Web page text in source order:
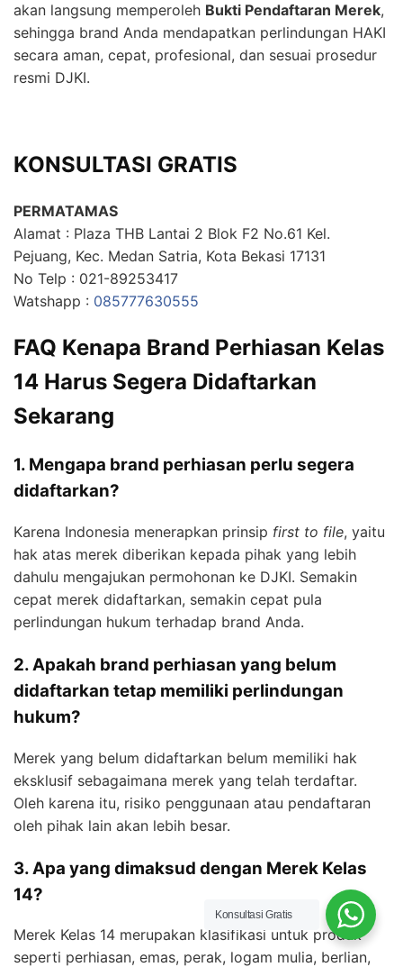
akan langsung memperoleh Bukti Pendaftaran Merek,
sehingga brand Anda mendapatkan perlindungan HAKI
secara aman, cepat, profesional, dan sesuai prosedur
resmi DJKI.
KONSULTASI GRATIS
PERMATAMAS
Alamat : Plaza THB Lantai 2 Blok F2 No.61 Kel.
Pejuang, Kec. Medan Satria, Kota Bekasi 17131
No Telp : 021-89253417
Watshapp : 085777630555
FAQ Kenapa Brand Perhiasan Kelas
14 Harus Segera Didaftarkan
Sekarang
1. Mengapa brand perhiasan perlu segera
didaftarkan?
Karena Indonesia menerapkan prinsip first to file, yaitu
hak atas merek diberikan kepada pihak yang lebih
dahulu mengajukan permohonan ke DJKI. Semakin
cepat merek didaftarkan, semakin cepat pula
perlindungan hukum terhadap brand Anda.
2. Apakah brand perhiasan yang belum
didaftarkan tetap memiliki perlindungan
hukum?
Merek yang belum didaftarkan belum memiliki hak
eksklusif sebagaimana merek yang telah terdaftar.
Oleh karena itu, risiko penggunaan atau pendaftaran
oleh pihak lain akan lebih besar.
3. Apa yang dimaksud dengan Merek Kelas
14?
Merek Kelas 14 merupakan klasifikasi untuk produk
seperti perhiasan, emas, perak, logam mulia, berlian,
Konsultasi Gratis